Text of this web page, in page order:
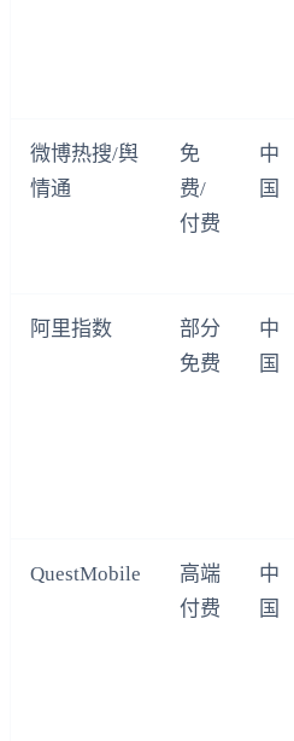
微博热搜/舆
情通
免
费/
付费
中
国
阿里指数
部分
免费
中
国
QuestMobile
高端
付费
中
国